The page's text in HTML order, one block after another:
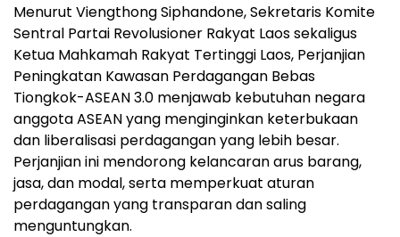
Menurut Viengthong Siphandone, Sekretaris Komite
Sentral Partai Revolusioner Rakyat Laos sekaligus
Ketua Mahkamah Rakyat Tertinggi Laos, Perjanjian
Peningkatan Kawasan Perdagangan Bebas
Tiongkok-ASEAN 3.0 menjawab kebutuhan negara
anggota ASEAN yang menginginkan keterbukaan
dan liberalisasi perdagangan yang lebih besar.
Perjanjian ini mendorong kelancaran arus barang,
jasa, dan modal, serta memperkuat aturan
perdagangan yang transparan dan saling
menguntungkan.